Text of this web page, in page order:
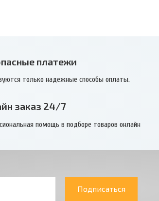
платежи
только надежные способы оплаты.
заказ 24/7
помощь в подборе товаров онлайн
Подписаться